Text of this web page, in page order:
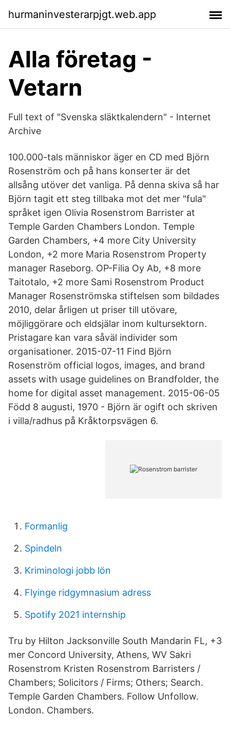
hurmaninvesterarpjgt.web.app
Alla företag -
Vetarn
Full text of "Svenska släktkalendern" - Internet
Archive
100.000-tals människor äger en CD med Björn
Rosenström och på hans konserter är det
allsång utöver det vanliga. På denna skiva så har
Björn tagit ett steg tillbaka mot det mer "fula"
språket igen Olivia Rosenstrom Barrister at
Temple Garden Chambers London. Temple
Garden Chambers, +4 more City University
London, +2 more Maria Rosenstrom Property
manager Raseborg. OP-Filia Oy Ab, +8 more
Taitotalo, +2 more Sami Rosenstrom Product
Manager Rosenströmska stiftelsen som bildades
2010, delar årligen ut priser till utövare,
möjliggörare och eldsjälar inom kultursektorn.
Pristagare kan vara såväl individer som
organisationer. 2015-07-11 Find Björn
Rosenström official logos, images, and brand
assets with usage guidelines on Brandfolder, the
home for digital asset management. 2015-06-05
Född 8 augusti, 1970 - Björn är ogift och skriven
i villa/radhus på Kråktorpsvägen 6.
Formanlig
Spindeln
Kriminologi jobb lön
Flyinge ridgymnasium adress
Spotify 2021 internship
Tru by Hilton Jacksonville South Mandarin FL, +3
mer Concord University, Athens, WV Sakri
Rosenstrom Kristen Rosenstrom Barristers /
Chambers; Solicitors / Firms; Others; Search.
Temple Garden Chambers. Follow Unfollow.
London. Chambers.